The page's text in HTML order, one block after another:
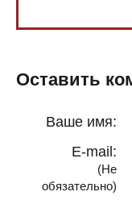
Оставить
Ваше имя:
E-mail:
(Не
обязательно)